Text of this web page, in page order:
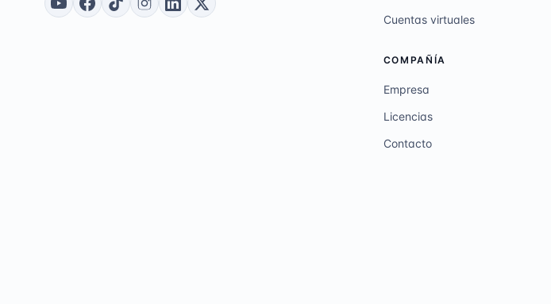
Cuentas virtuales
COMPAÑÍA
Empresa
Licencias
Contacto